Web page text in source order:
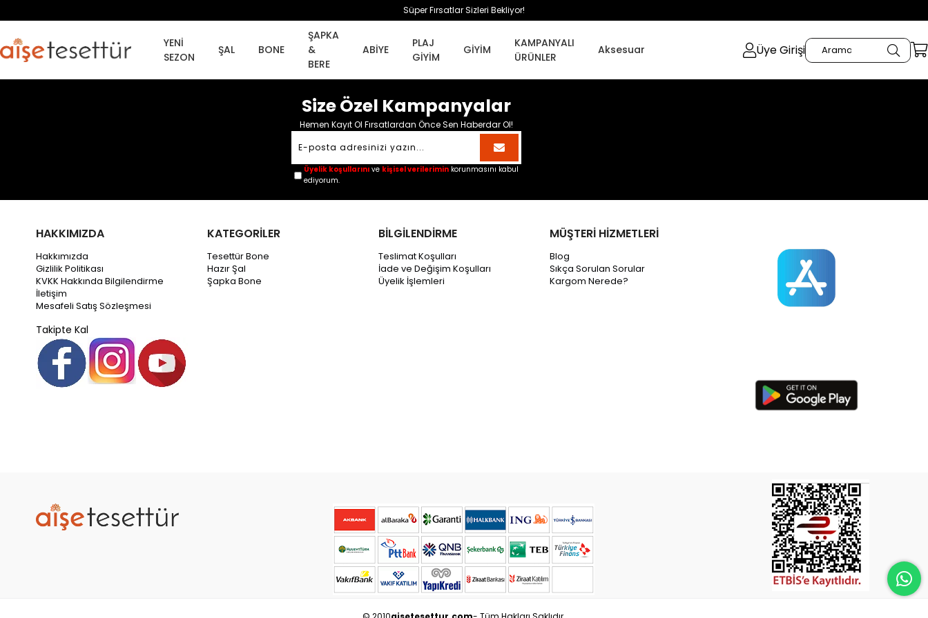
Süper Fırsatlar Sizleri Bekliyor!
YENİ
SEZON
ŞAL BONE
ŞAPKA
&
BERE
ABİYE
PLAJ
GİYİM
GİYİM
KAMPANYALI
ÜRÜNLER
Aksesuar Üye Girişi
Size Özel Kampanyalar
Hemen Kayıt Ol Fırsatlardan Önce Sen Haberdar Ol!
Üyelik koşullarını ve kişisel verilerimin korunmasını kabul
ediyorum.
HAKKIMIZDA
Hakkımızda
Gizlilik Politikası
KVKK Hakkında Bilgilendirme
İletişim
Mesafeli Satış Sözleşmesi
Takipte Kal
KATEGORİLER
Tesettür Bone
Hazır Şal
Şapka Bone
BİLGİLENDİRME
Teslimat Koşulları
İade ve Değişim Koşulları
Üyelik İşlemleri
MÜŞTERİ HİZMETLERİ
Blog
Sıkça Sorulan Sorular
Kargom Nerede?